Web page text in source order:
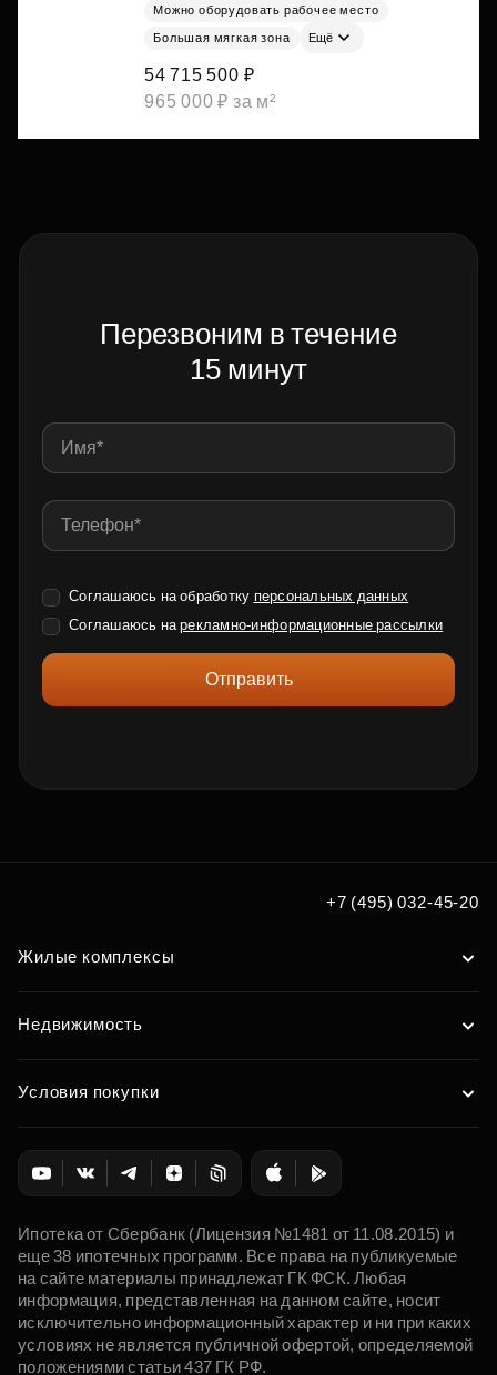
Можно оборудовать рабочее место
Большая мягкая зона Ещё
54 715 500 ₽
965 000 ₽ за м²
Перезвоним в течение
15 минут
Соглашаюсь на обработку персональных данных
Соглашаюсь нарекламно-информационные рассылки
Отправить
+7 (495) 032-45-20
Жилые комплексы
Недвижимость
Условия покупки
Ипотека от Сбербанк (Лицензия №1481 от 11.08.2015) и
еще 38 ипотечных программ. Все права на публикуемые
на сайте материалы принадлежат ГК ФСК. Любая
информация, представленная на данном сайте, носит
исключительно информационный характер и ни при каких
условиях не является публичной офертой, определяемой
положениями статьи 437 ГК РФ.